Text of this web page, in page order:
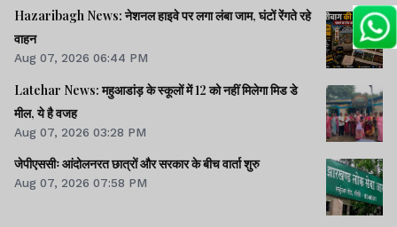
Hazaribagh News: नेशनल हाइवे पर लगा लंबा जाम, घंटों रेंगते रहे
वाहन
Aug 07, 2026 06:44 PM
Latehar News: महुआडांड़ के स्कूलों में 12 को नहीं मिलेगा मिड डे
मील, ये है वजह
Aug 07, 2026 03:28 PM
जेपीएससीः आंदोलनरत छात्रों और सरकार के बीच वार्ता शुरु
Aug 07, 2026 07:58 PM